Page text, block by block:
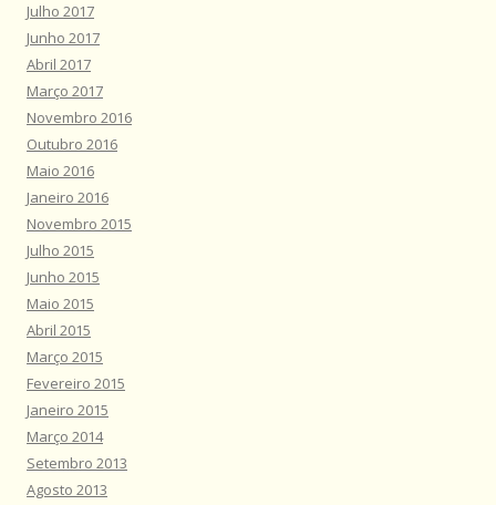
Julho 2017
Junho 2017
Abril 2017
Março 2017
Novembro 2016
Outubro 2016
Maio 2016
Janeiro 2016
Novembro 2015
Julho 2015
Junho 2015
Maio 2015
Abril 2015
Março 2015
Fevereiro 2015
Janeiro 2015
Março 2014
Setembro 2013
Agosto 2013